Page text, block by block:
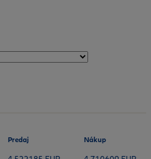
Predaj Nákup